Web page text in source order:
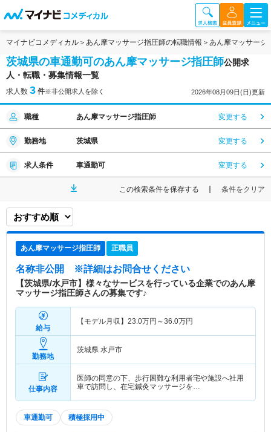
マイナビコメディカル あん摩マッサージ指圧師の転職情報 あん摩マッサージ
茨城県の車通勤可のあん摩マッサージ指圧師公開求
人・転職・募集情報一覧
求人数 3 件※非公開求人を除く 2026年08月09日(日)更新
職種 あん摩マッサージ指圧師 変更する
勤務地 茨城県 変更する
求人条件 車通勤可 変更する
この検索条件を保存する 条件をクリア
あん摩マッサージ指圧師 正職員
名称非公開 ※詳細はお問合せください
【茨城県/水戸市】様々なサービスを行っている企業でのあん摩
マッサージ指圧師さんの募集です♪
給与
【モデル月収】 23.0万円～36.0万円
勤務地
茨城県 水戸市
仕事内容
医師の同意の下、歩行困難な利用者宅や施設へ社用
車で訪問し、在宅鍼灸マッサージを…
車通勤可 積極採用中